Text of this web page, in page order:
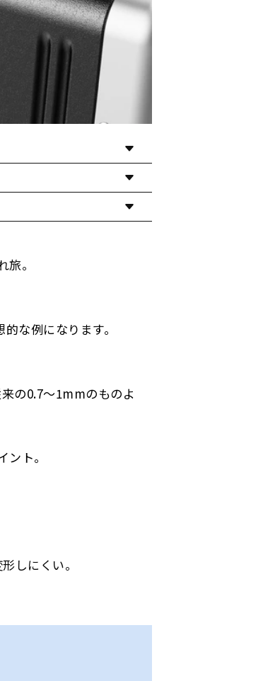
。
ている
を持つ。
を守りたい人に◎。
っかり弾きます。
仕上げを。
。
な例になります。
の0.7〜1mmのものよ
ト。
しにくい。